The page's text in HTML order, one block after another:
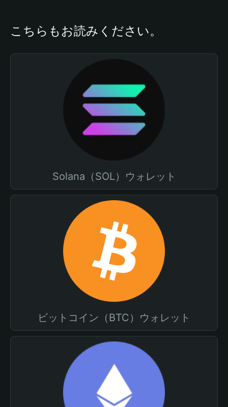
こちらもお読みください。
Solana（SOL）ウォレット
ビットコイン（BTC）ウォレット